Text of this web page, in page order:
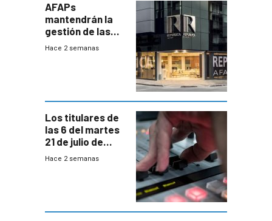
AFAPs
mantendrán la
gestión de las
cuentas
Hace 2 semanas
Los titulares de
las 6 del martes
21 de julio de
2026
Hace 2 semanas